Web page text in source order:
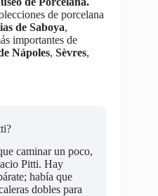
de porcelana
de Saboya,
importantes de
Nápoles, Sèvres,
caminar un poco,
Pitti. Hay
había que
dobles para